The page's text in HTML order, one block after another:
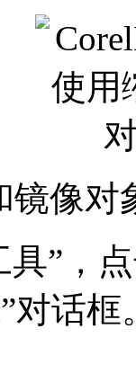
镜像对
具”，
对话